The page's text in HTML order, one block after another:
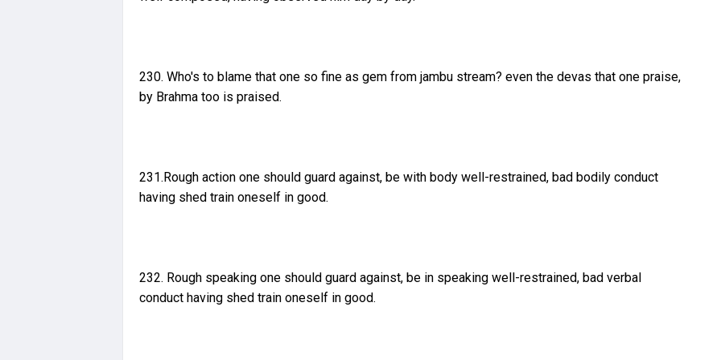
230. Who's to blame that one so fine as gem from jambu stream? even the devas that one praise,
by Brahma too is praised.
231.Rough action one should guard against, be with body well-restrained, bad bodily conduct
having shed train oneself in good.
232. Rough speaking one should guard against, be in speaking well-restrained, bad verbal
conduct having shed train oneself in good.